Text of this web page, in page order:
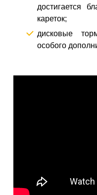
достигается
кареток;
дисковые
особого